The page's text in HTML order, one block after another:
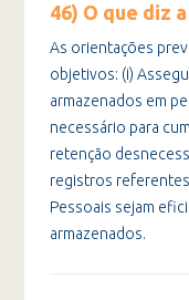
46) O que diz
As orientações
objetivos: (i)
armazenados em
necessário para
retenção
registros
Pessoais sejam
armazenados.